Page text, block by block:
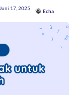
Juni 17, 2025
Echa